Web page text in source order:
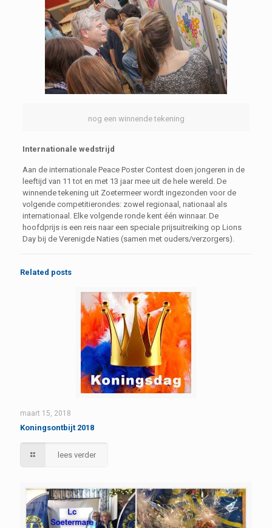
nog een winnende tekening
Internationale wedstrijd
Aan de internationale Peace Poster Contest doen jongeren in de
leeftijd van 11 tot en met 13 jaar mee uit de hele wereld. De
winnende tekening uit Zoetermeer wordt ingezonden voor de
volgende competitierondes: zowel regionaal, nationaal als
internationaal. Elke volgende ronde kent één winnaar. De
hoofdprijs is een reis naar een speciale prijsuitreiking op Lions
Day bij de Verenigde Naties (samen met ouders/verzorgers).
Related posts
maart 15, 2018
Koningsontbijt 2018
lees verder